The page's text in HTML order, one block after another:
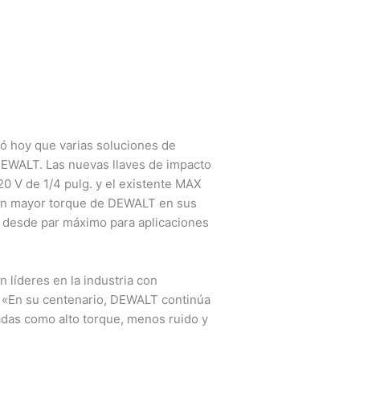
hoy que varias soluciones de
Las nuevas llaves de impacto
V de 1/4 pulg. y el existente MAX
torque de DEWALT en sus
par máximo para aplicaciones
líderes en la industria con
su centenario, DEWALT continúa
como alto torque, menos ruido y